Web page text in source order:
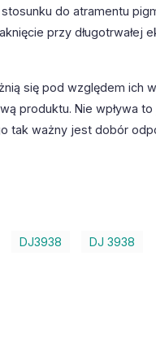
stosunku do atramentu
przy długotrwałej
się pod względem ich
produktu. Nie wpływa
tak ważny jest dobór
DJ3938 DJ 3938